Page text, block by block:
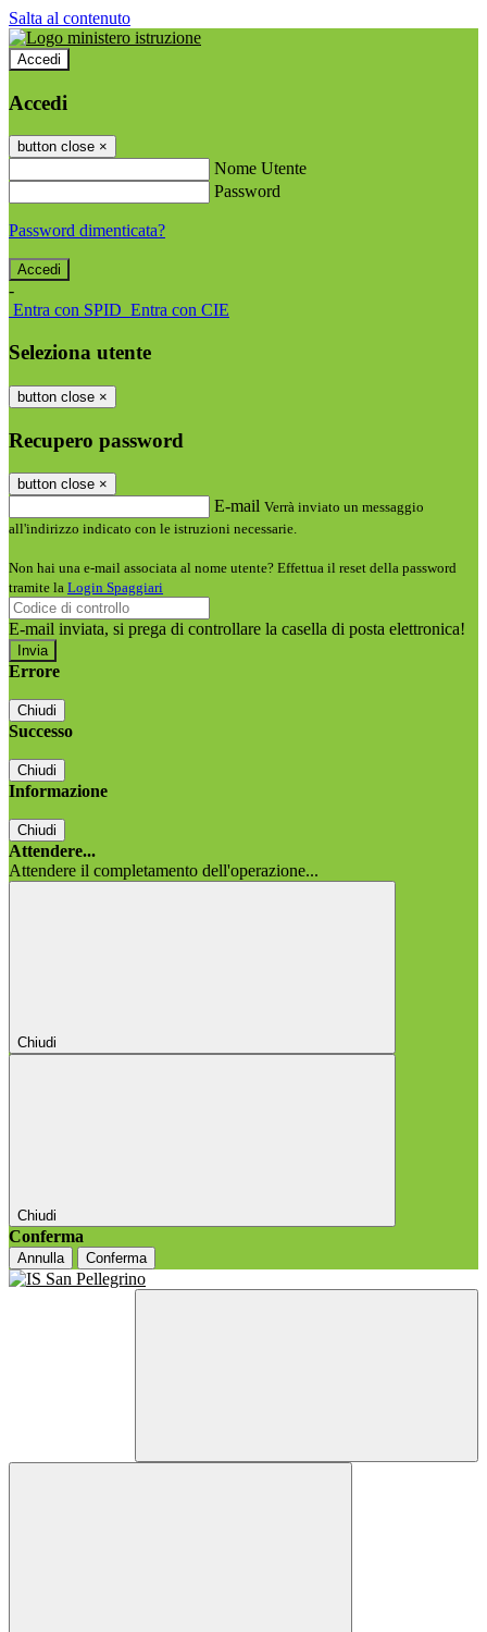
Salta al contenuto
Accedi
Accedi
button close ×
Nome Utente
Password
Password dimenticata?
-
Entra con SPID Entra con CIE
Seleziona utente
button close ×
Recupero password
button close ×
E-mail Verrà inviato un messaggio
all'indirizzo indicato con le istruzioni necessarie.
Non hai una e-mail associata al nome utente? Effettua il reset della password
tramite la Login Spaggiari
E-mail inviata, si prega di controllare la casella di posta elettronica!
Errore
Chiudi
Successo
Chiudi
Informazione
Chiudi
Attendere...
Attendere il completamento dell'operazione...
Chiudi
Chiudi
Conferma
Annulla Conferma